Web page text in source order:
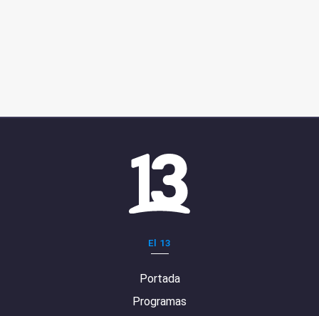
El 13
Portada
Programas